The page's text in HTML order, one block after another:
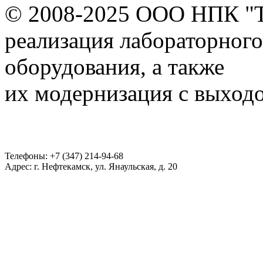
© 2008-2025 ООО НПК
реализация
оборудования, а также
их модернизация с
Телефоны: +7 (347) 214-94-68
Адрес: г. Нефтекамск, ул. Янаульская, д. 20